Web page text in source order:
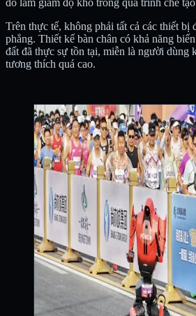
Trên thực tế, không phải tất cả các thiết bị
phẳng. Thiết kế bàn chân có khả năng
đất đã thực sự tồn tại, miễn là người dùng
tương thích quá cao.